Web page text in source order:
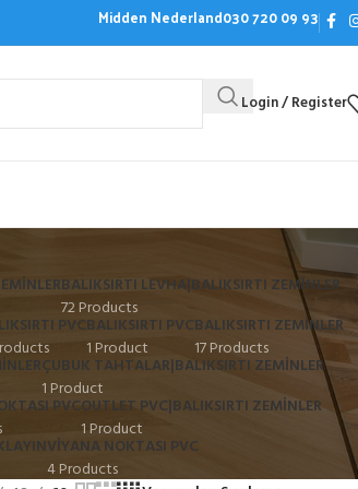
Midden Nederland030 720 09 93
Login / Register
BALIKSIRTI LEVHA|BALIKSIRTI ZEMINLER
72 Products
PVCBALIKSIRTI PVC
1 Product
BALIKSIRTI ZEMINLER
17 Products
ÇUBUK TAHTALAR|BALIKSIRTI ZEMINLER
1 Product
PVCOUTLET PVC|BALIKSIRTI ZEMINLER
1 Product
VIYANA NOKTASI PVC
4 Products